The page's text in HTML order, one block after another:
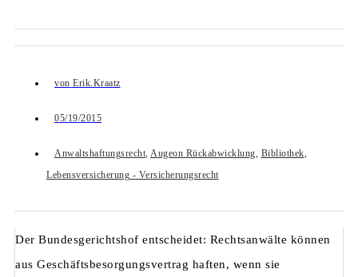
von Erik.Kraatz
05/19/2015
Anwaltshaftungsrecht, Augeon Rückabwicklung, Bibliothek,
Lebensversicherung - Versicherungsrecht
Der Bundesgerichtshof entscheidet: Rechtsanwälte können
aus Geschäftsbesorgungsvertrag haften, wenn sie